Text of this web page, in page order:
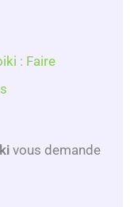
: Faire
vous demande